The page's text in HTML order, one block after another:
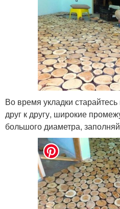
Во время укладки старайтесь
друг к другу, широкие
большого диаметра,